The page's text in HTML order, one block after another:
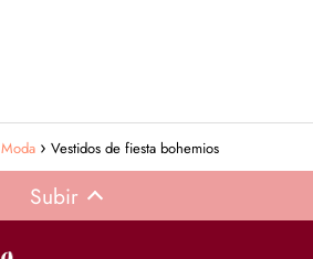
Moda Vestidos de fiesta bohemios
Subir